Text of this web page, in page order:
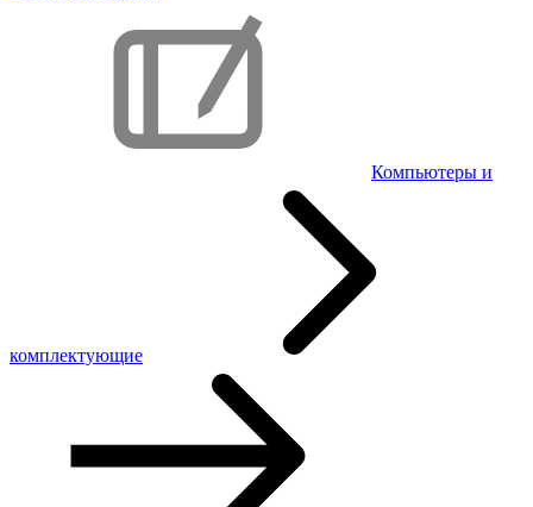
Компьютеры и
комплектующие